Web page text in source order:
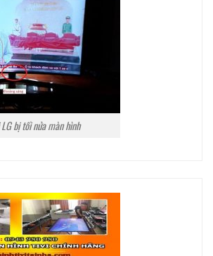
bị tối nửa màn hình